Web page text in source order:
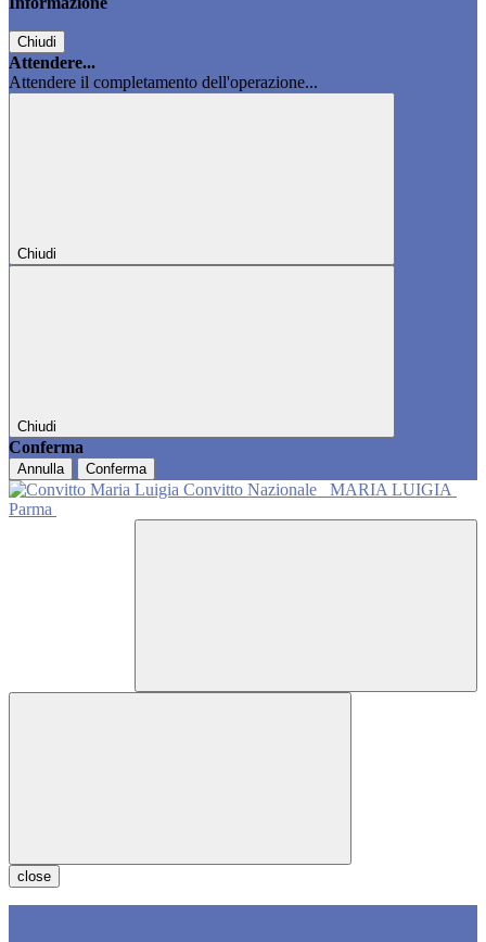
Chiudi
Attendere...
Attendere il completamento dell'operazione...
Chiudi
Chiudi
Conferma
Annulla Conferma
Convitto Nazionale
MARIA LUIGIA
Parma
close